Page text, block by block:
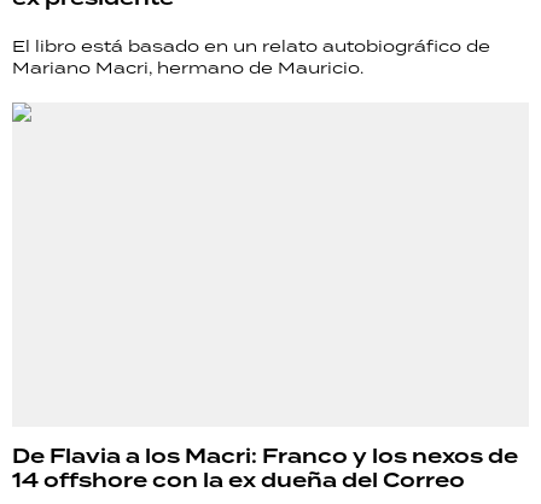
El libro está basado en un relato autobiográfico de
Mariano Macri, hermano de Mauricio.
De Flavia a los Macri: Franco y los nexos de
14 offshore con la ex dueña del Correo